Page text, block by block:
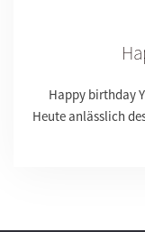
Happy birthday
Heute anlässlich